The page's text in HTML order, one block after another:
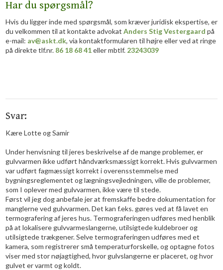
Har du spørgsmål?
Hvis du ligger inde med spørgsmål, som kræver juridisk ekspertise, er
du velkommen til at kontakte advokat Anders Stig Vestergaard på
e-mail: av@askt.dk, via kontaktformularen til højre eller ved at ringe
på direkte tlf.nr. 86 18 68 41eller mbtlf. 23243039
Svar:
Kære Lotte og Samir
Under henvisning til jeres beskrivelse af de mange problemer, er
gulvvarmen ikke udført håndværksmæssigt korrekt. Hvis gulvvarmen
var udført fagmæssigt korrekt i overensstemmelse med
bygningsreglementet og lægningsvejledningen, ville de problemer,
som I oplever med gulvvarmen, ikke være til stede.
Først vil jeg dog anbefale jer at fremskaffe bedre dokumentation for
manglerne ved gulvvarmen. Det kan f.eks. gøres ved at få lavet en
termografering af jeres hus. Termograferingen udføres med henblik
på at lokalisere gulvvarmeslangerne, utilsigtede kuldebroer og
utilsigtede trækgener. Selve termograferingen udføres med et
kamera, som registrerer små temperaturforskelle, og optagne fotos
viser med stor nøjagtighed, hvor gulvslangerne er placeret, og hvor
gulvet er varmt og koldt.